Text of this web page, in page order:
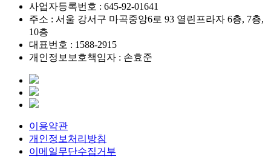
사업자등록번호 : 645-92-01641
주소 : 서울 강서구 마곡중앙6로 93 열린프라자 6층, 7층,
10층
대표번호 : 1588-2915
개인정보보호책임자 : 손효준
이용약관
개인정보처리방침
이메일무단수집거부